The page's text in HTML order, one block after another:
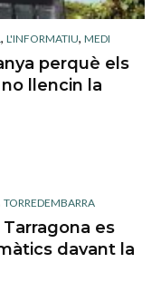
, L'INFORMATIU, MEDI
perquè els
llencin la
TORREDEMBARRA
es
davant la